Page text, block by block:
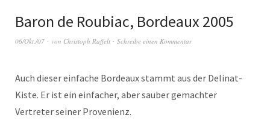
Baron de Roubiac, Bordeaux 2005
06/Okt./07 von Christoph Raffelt Schreibe einen Kommentar
Auch dieser einfache Bordeaux stammt aus der Delinat-
Kiste. Er ist ein einfacher, aber sauber gemachter
Vertreter seiner Provenienz.